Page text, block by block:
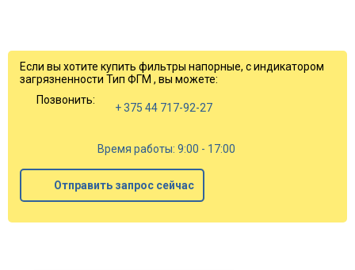
Если вы хотите купить фильтры напорные, с индикатором
загрязненности Тип ФГМ , вы можете:
Позвонить:
+ 375 44 717-92-27
Время работы: 9:00 - 17:00
Отправить запрос сейчас